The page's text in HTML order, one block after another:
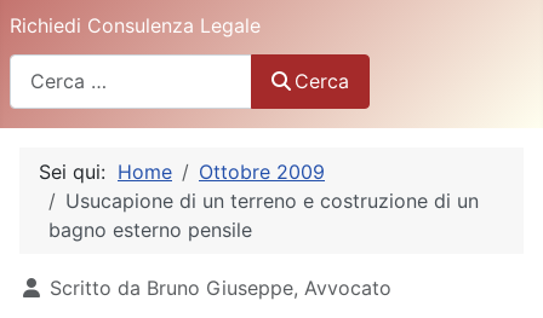
Richiedi Consulenza Legale
Cerca
Sei qui: Home
Ottobre 2009
Usucapione di un terreno e costruzione di un
bagno esterno pensile
Dettagli
Scritto da Bruno Giuseppe, Avvocato